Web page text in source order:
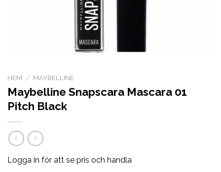
HEM / MAYBELLINE
Maybelline Snapscara Mascara 01
Pitch Black
Logga in för att se pris och handla